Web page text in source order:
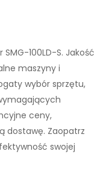
100LD-S. Jakość
maszyny i
wybór sprzętu,
ceny,
dostawę. Zaopatrz
swojej